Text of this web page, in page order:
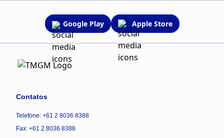
Google Play Apple Store
Contatos
Telefone: +61 2 8036 8388
Fax: +61 2 8036 8388